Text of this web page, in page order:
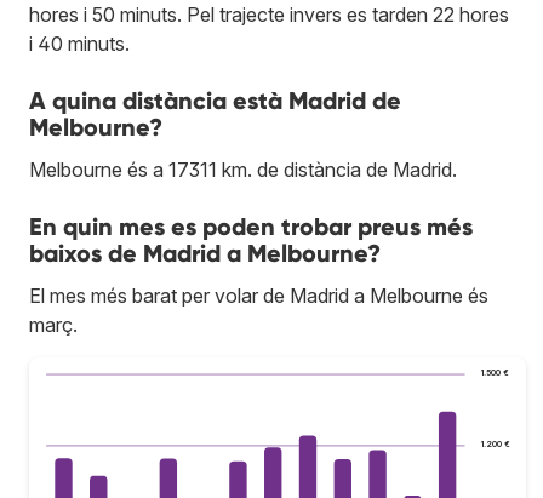
hores i 50 minuts. Pel trajecte invers es tarden 22 hores
i 40 minuts.
A quina distància està Madrid de
Melbourne?
Melbourne és a 17311 km. de distància de Madrid.
En quin mes es poden trobar preus més
baixos de Madrid a Melbourne?
El mes més barat per volar de Madrid a Melbourne és
març.
1.200 €
1.500 €